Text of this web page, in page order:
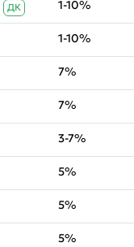
ДК 1-10%
1-10%
7%
7%
3-7%
5%
5%
5%